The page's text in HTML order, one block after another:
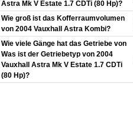
Astra Mk V Estate 1.7 CDTi (80 Hp)?
Wie groß ist das Kofferraumvolumen
von 2004 Vauxhall Astra Kombi?
Wie viele Gänge hat das Getriebe von
Was ist der Getriebetyp von 2004
Vauxhall Astra Mk V Estate 1.7 CDTi
(80 Hp)?